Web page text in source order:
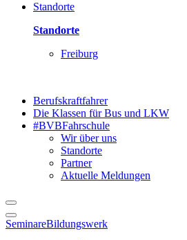
Standorte
Standorte
Freiburg
Berufskraftfahrer
Die Klassen für Bus und LKW
#BVBFahrschule
Wir über uns
Standorte
Partner
Aktuelle Meldungen
SeminareBildungswerk